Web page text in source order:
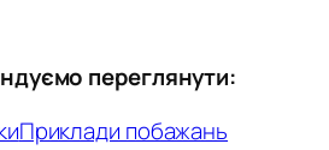
переглянути:
Приклади побажань